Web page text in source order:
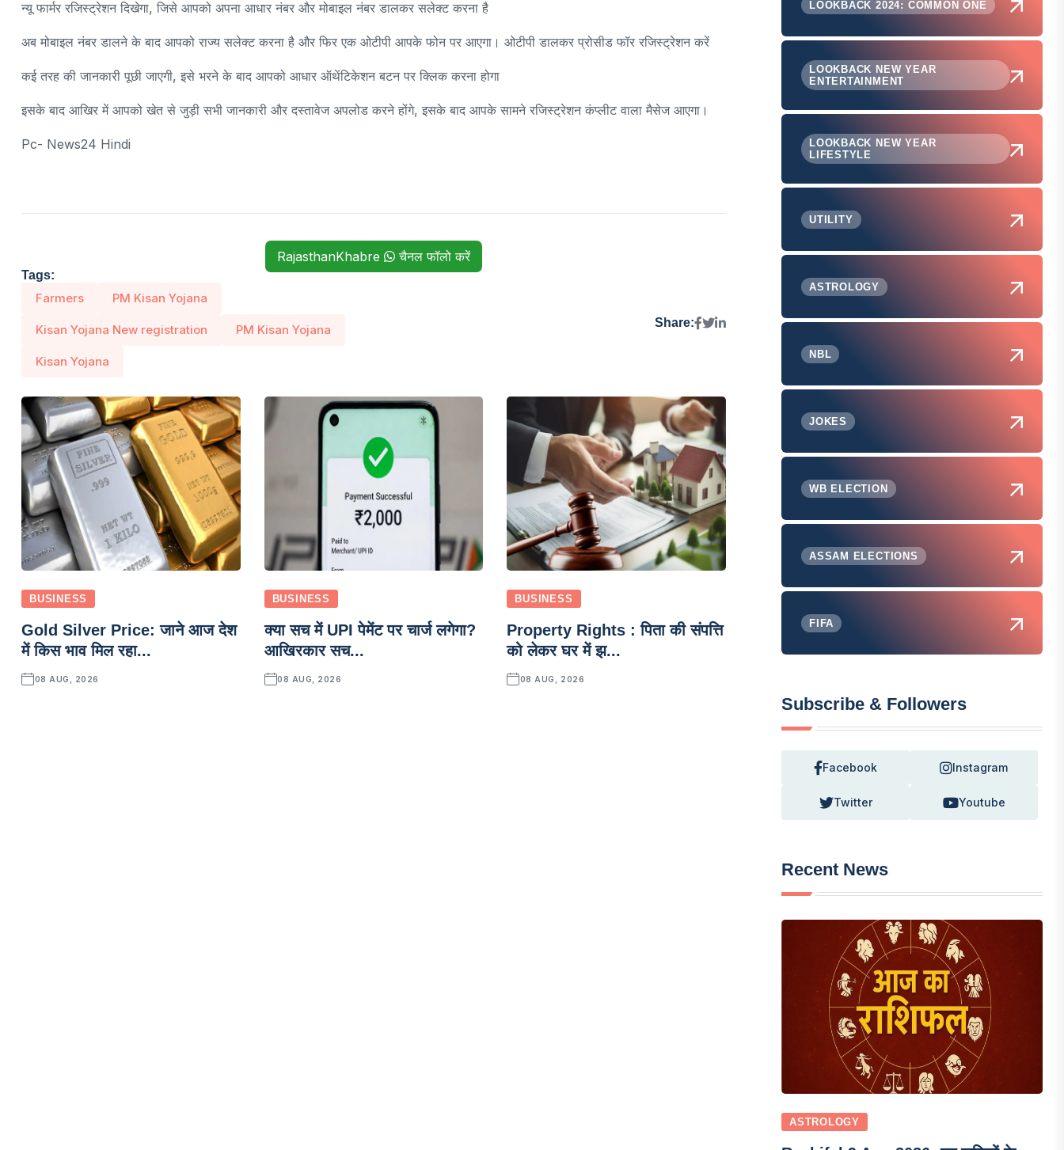
न्यू फार्मर रजिस्ट्रेशन दिखेगा, जिसे आपको अपना आधार नंबर और मोबाइल नंबर डालकर सलेक्ट करना है
अब मोबाइल नंबर डालने के बाद आपको राज्य सलेक्ट करना है और फिर एक ओटीपी आपके फोन पर आएगा। ओटीपी डालकर प्रोसीड फॉर रजिस्ट्रेशन करें
कई तरह की जानकारी पूछी जाएगी, इसे भरने के बाद आपको आधार ऑथेंटिकेशन बटन पर क्लिक करना होगा
इसके बाद आखिर में आपको खेत से जुड़ी सभी जानकारी और दस्तावेज अपलोड करने होंगे, इसके बाद आपके सामने रजिस्ट्रेशन कंप्लीट वाला मैसेज आएगा।
Pc- News24 Hindi
RajasthanKhabre चैनल फॉलो करें
Tags:
Farmers PM Kisan Yojana
Kisan Yojana New registration PM Kisan Yojana
Kisan Yojana
Share:
BUSINESS
Gold Silver Price: जाने आज देश
में किस भाव मिल रहा...
08 AUG, 2026
BUSINESS
क्या सच में UPI पेमेंट पर चार्ज लगेगा?
आखिरकार सच...
08 AUG, 2026
BUSINESS
Property Rights : पिता की संपत्ति
को लेकर घर में झ...
08 AUG, 2026
LOOKBACK 2024: COMMON ONE
LOOKBACK NEW YEAR
ENTERTAINMENT
LOOKBACK NEW YEAR
LIFESTYLE
UTILITY
ASTROLOGY
NBL
JOKES
WB ELECTION
ASSAM ELECTIONS
FIFA
Subscribe & Followers
Facebook Instagram
Twitter Youtube
Recent News
ASTROLOGY